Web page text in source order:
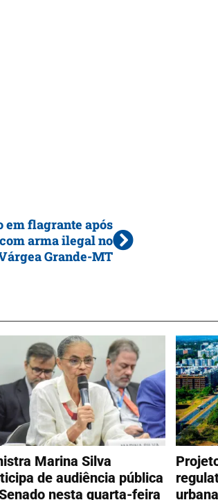
em flagrante após
arma ilegal no
Grande-MT
Marina Silva
de audiência pública
nesta quarta-feira